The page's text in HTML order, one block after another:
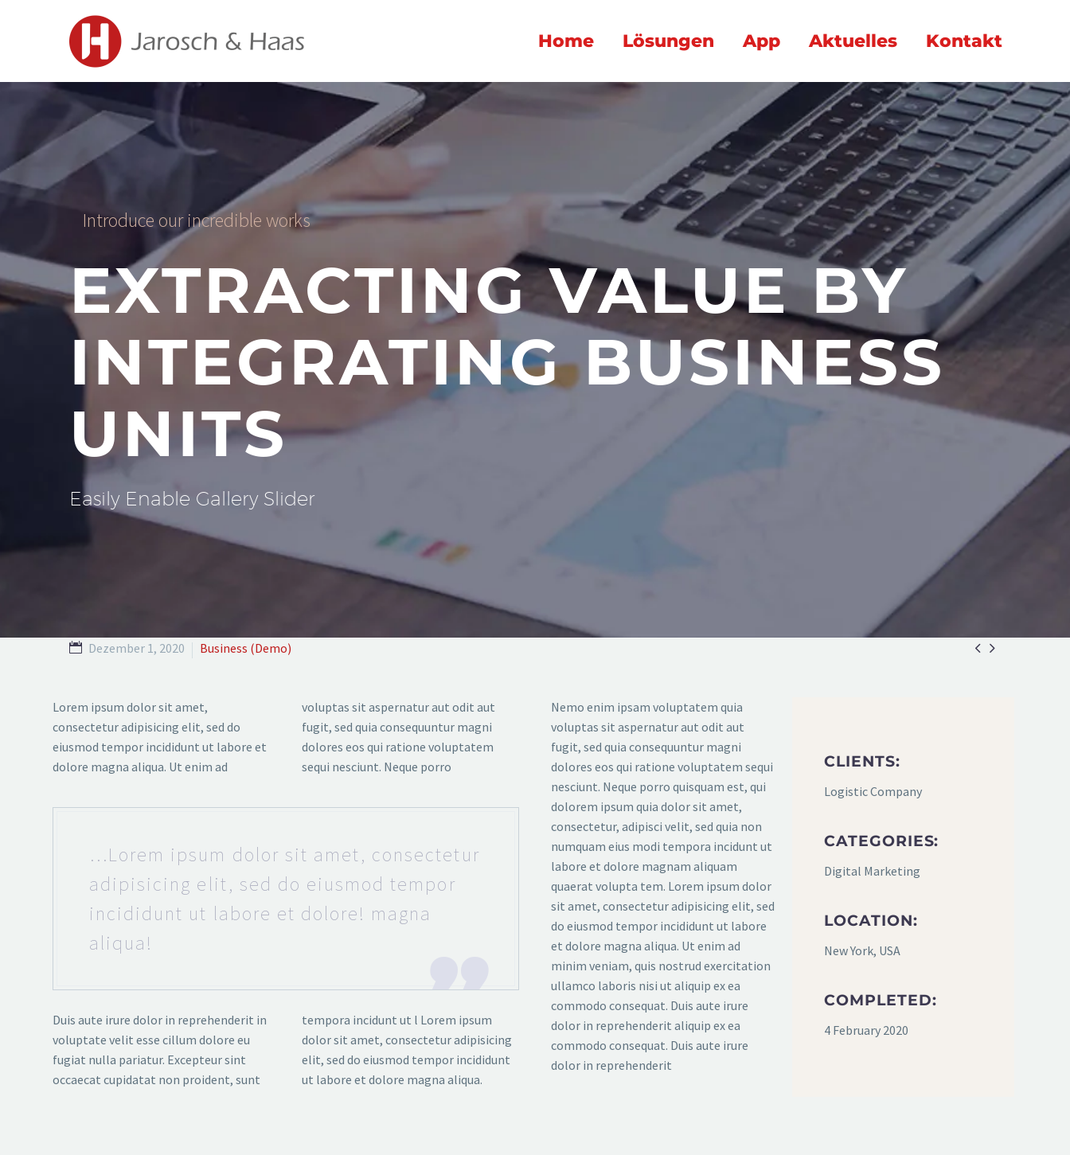
Home Lösungen App Aktuelles Kontakt
Introduce our incredible works
EXTRACTING VALUE BY
INTEGRATING BUSINESS
UNITS
Easily Enable Gallery Slider
 
Dezember 1, 2020 Business (Demo)
Lorem ipsum dolor sit amet,
consectetur adipisicing elit, sed do
eiusmod tempor incididunt ut labore et
dolore magna aliqua. Ut enim ad
voluptas sit aspernatur aut odit aut
fugit, sed quia consequuntur magni
dolores eos qui ratione voluptatem
sequi nesciunt. Neque porro
…Lorem ipsum dolor sit amet, consectetur
adipisicing elit, sed do eiusmod tempor
incididunt ut labore et dolore! magna
aliqua!
Duis aute irure dolor in reprehenderit in
voluptate velit esse cillum dolore eu
fugiat nulla pariatur. Excepteur sint
occaecat cupidatat non proident, sunt
tempora incidunt ut l Lorem ipsum
dolor sit amet, consectetur adipisicing
elit, sed do eiusmod tempor incididunt
ut labore et dolore magna aliqua.
Nemo enim ipsam voluptatem quia
voluptas sit aspernatur aut odit aut
fugit, sed quia consequuntur magni
dolores eos qui ratione voluptatem sequi
nesciunt. Neque porro quisquam est, qui
dolorem ipsum quia dolor sit amet,
consectetur, adipisci velit, sed quia non
numquam eius modi tempora incidunt ut
labore et dolore magnam aliquam
quaerat volupta tem. Lorem ipsum dolor
sit amet, consectetur adipisicing elit, sed
do eiusmod tempor incididunt ut labore
et dolore magna aliqua. Ut enim ad
minim veniam, quis nostrud exercitation
ullamco laboris nisi ut aliquip ex ea
commodo consequat. Duis aute irure
dolor in reprehenderit aliquip ex ea
commodo consequat. Duis aute irure
dolor in reprehenderit
CLIENTS:
Logistic Company
CATEGORIES:
Digital Marketing
LOCATION:
New York, USA
COMPLETED:
4 February 2020